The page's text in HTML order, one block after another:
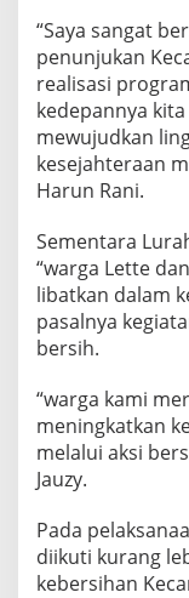
“Saya sangat
penunjukan
realisasi
kedepannya
mewujudkan
kesejahteraan
Harun Rani.
Sementara
“warga Lette
libatkan dalam
pasalnya
bersih.
“warga kami
meningkatkan
melalui aksi
Jauzy.
Pada
diikuti kurang
kebersihan